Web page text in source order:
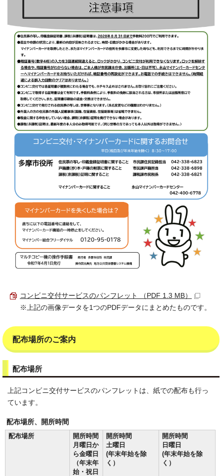
コンビニ交付サービスのパンフレット （PDF 1.3 MB）
※上記の画像データを1つのPDFデータにまとめたものです。
配布場所のご案内
配布場所
上記コンビニ交付サービスのパンフレットは、紙での配布も行っ
ています。
配布場所、開所時間
配布場所
開所時間
月曜日か
ら金曜日
（年末年
始・祝日
開所時間
土曜日
(年末年始を除
く）
開所時間
日曜日
(年末年始を除
く）